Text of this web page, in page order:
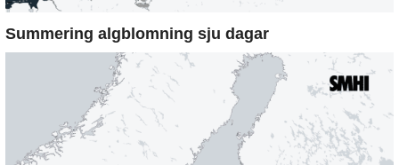
Summering algblomning sju dagar